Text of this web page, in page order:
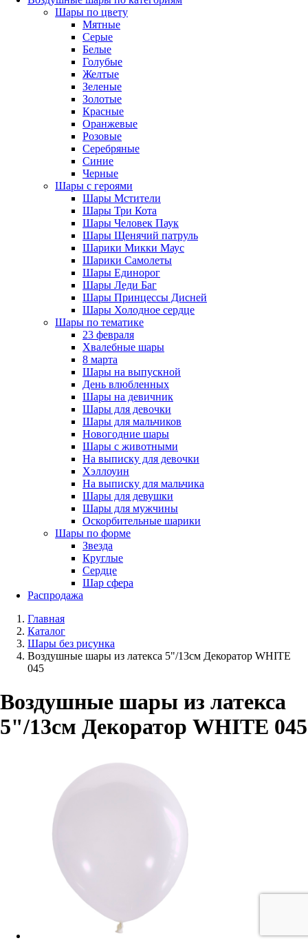
Шары по цвету
Мятные
Серые
Белые
Голубые
Желтые
Зеленые
Золотые
Красные
Оранжевые
Розовые
Серебряные
Синие
Черные
Шары с героями
Шары Мстители
Шары Три Кота
Шары Человек Паук
Шары Щенячий патруль
Шарики Микки Маус
Шарики Самолеты
Шары Единорог
Шары Леди Баг
Шары Принцессы Дисней
Шары Холодное сердце
Шары по тематике
23 февраля
Хвалебные шары
8 марта
Шары на выпускной
День влюбленных
Шары на девичник
Шары для девочки
Шары для мальчиков
Новогодние шары
Шары с животными
На выписку для девочки
Хэллоуин
На выписку для мальчика
Шары для девушки
Шары для мужчины
Оскорбительные шарики
Шары по форме
Звезда
Круглые
Сердце
Шар сфера
Распродажа
Главная
Каталог
Шары без рисунка
Воздушные шары из латекса 5"/13см Декоратор WHITE
045
Воздушные шары из латекса
5"/13см Декоратор WHITE 045